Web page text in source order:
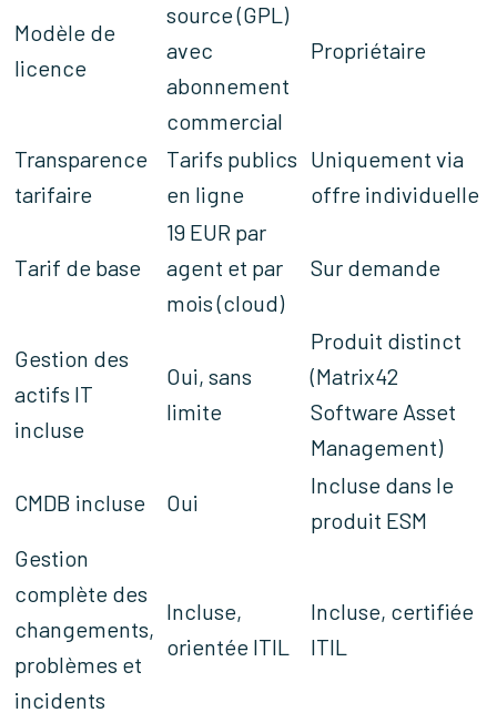
Modèle de
licence
source (GPL)
avec
abonnement
commercial
Propriétaire
Transparence
tarifaire
Tarifs publics
en ligne
Uniquement via
offre individuelle
Tarif de base
19 EUR par
agent et par
mois (cloud)
Sur demande
Gestion des
actifs IT
incluse
Oui, sans
limite
Produit distinct
(Matrix42
Software Asset
Management)
CMDB incluse Oui
Incluse dans le
produit ESM
Gestion
complète des
changements,
problèmes et
incidents
Incluse,
orientée ITIL
Incluse, certifiée
ITIL